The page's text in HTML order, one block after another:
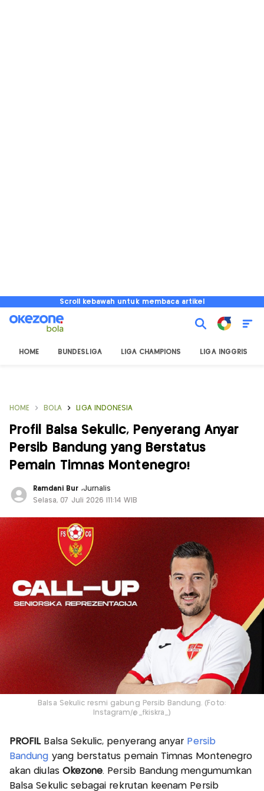
Scroll kebawah untuk membaca artikel
HOME BUNDESLIGA LIGA CHAMPIONS LIGA INGGRIS
HOME BOLA LIGA INDONESIA
Profil Balsa Sekulic, Penyerang Anyar
Persib Bandung yang Berstatus
Pemain Timnas Montenegro!
Ramdani Bur ,Jurnalis
Selasa, 07 Juli 2026 |11:14 WIB
Balsa Sekulic resmi gabung Persib Bandung. (Foto:
Instagram/@_fkiskra_)
PROFILBalsa Sekulic, penyerang anyar Persib
Bandung yang berstatus pemain Timnas Montenegro
akan diulasOkezone. Persib Bandung mengumumkan
Balsa Sekulic sebagai rekrutan keenam Persib